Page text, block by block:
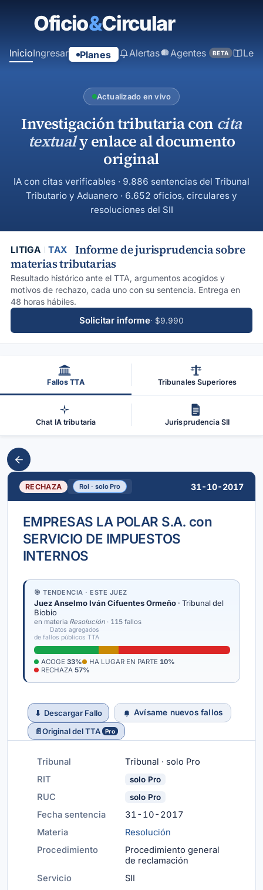
principal
InicioIngresar Planes Alertas Agentes BETA
Actualizado en vivo
Investigación tributaria con cita
textualy enlace al documento
original
IA con citas verificables · 9.886 sentencias del Tribunal
Tributario y Aduanero · 6.652 oficios, circulares y
resoluciones del SII
LITIGA TAX
Informe de jurisprudencia sobre
materias tributarias
Resultado histórico ante el TTA, argumentos acogidos y
motivos de rechazo, cada uno con su sentencia. Entrega en
48 horas hábiles.
Solicitar informe· $9.990
Fallos TTA Tribunales Superiores
Chat IA tributaria Jurisprudencia SII
RECHAZA Rol · solo Pro 31-10-2017
EMPRESAS LA POLAR S.A. con
SERVICIO DE IMPUESTOS
INTERNOS
🎯 TENDENCIA · ESTE JUEZ
Juez Anselmo Iván Cifuentes Ormeño · Tribunal del
Biobio
en materia Resolución · 115 fallos
Datos agregados
de fallos públicos TTA
ACOGE 33% HA LUGAR EN PARTE 10%
RECHAZA 57%
⬇ Descargar Fallo
Avísame nuevos fallos
📄Original del TTA Pro
Tribunal
Tribunal · solo Pro
RIT
solo Pro
RUC solo Pro
Fecha sentencia
31-10-2017
Materia
Resolución
Procedimiento
Procedimiento general
de reclamación
Servicio
SII